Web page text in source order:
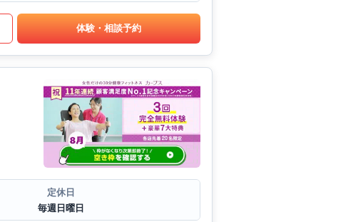
体験・相談予約
定休日
毎週日曜日